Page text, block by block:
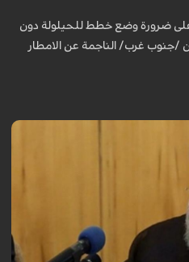
على ضرورة وضع خطط للحیلولة دون
جنوب غرب/ الناجمة عن الامطار